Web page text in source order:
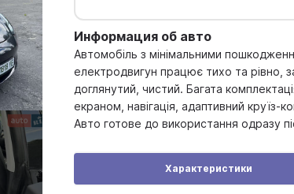
Информация об авто
Автомобіль з мінімальними
електродвигун працює тихо та рівно,
доглянутий, чистий. Багата
екраном, навігація, адаптивний круїз-
Авто готове до використання одразу
Характеристики